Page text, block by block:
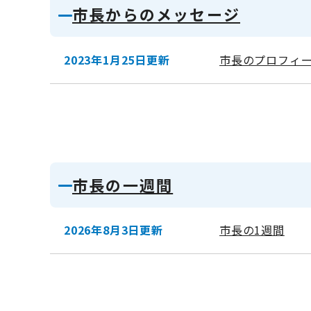
市長からのメッセージ
2023年1月25日更新 市長のプロフィ
市長の一週間
2026年8月3日更新 市長の1週間